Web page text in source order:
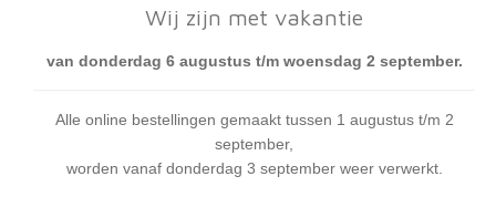
zorgen altijd voor een lach.
katoen en heeft een groot
De rompertjes zijn
leverbaar in diverse maten
Wij zijn met vakantie
van donderdag 6 augustus t/m woensdag 2 september.
Alle online bestellingen gemaakt tussen 1 augustus t/m 2
september,
worden vanaf donderdag 3 september weer verwerkt.